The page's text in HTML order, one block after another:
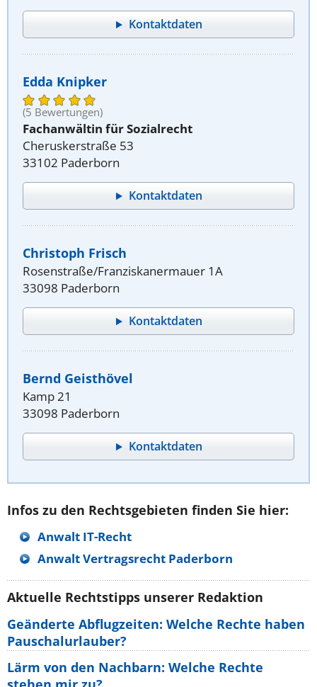
Kontaktdaten
Edda Knipker
(5 Bewertungen)
Fachanwältin für Sozialrecht
Cheruskerstraße 53
33102 Paderborn
Kontaktdaten
Christoph Frisch
Rosenstraße/Franziskanermauer 1A
33098 Paderborn
Kontaktdaten
Bernd Geisthövel
Kamp 21
33098 Paderborn
Kontaktdaten
Infos zu den Rechtsgebieten finden Sie hier:
Anwalt IT-Recht
Anwalt Vertragsrecht Paderborn
Aktuelle Rechtstipps unserer Redaktion
Geänderte Abflugzeiten: Welche Rechte haben
Pauschalurlauber?
Lärm von den Nachbarn: Welche Rechte